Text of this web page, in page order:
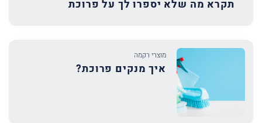
תקרא מה שלא יספרו לך על פרוכת
מוצרי רקמה
איך מנקים פרוכת?